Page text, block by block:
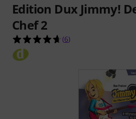
Edition Dux Jimmy!
Chef 2
4.7 de 5 estrelas de 6
(6)